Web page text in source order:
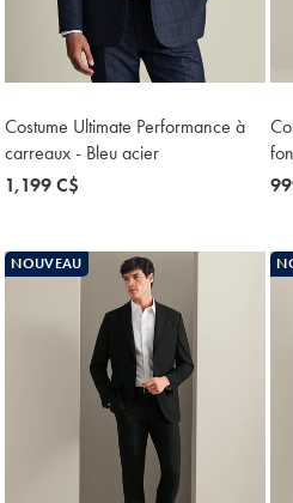
Costume Ultimate Performance à
carreaux - Bleu acier
now
1,199 C$
NOUVEAU